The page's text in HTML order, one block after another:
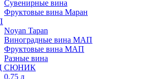
Сувенирные вина
Фруктовые вина Маран
Noyan Tapan
Виноградные вина МАП
Фруктовые вина МАП
Разные вина
СЮНИК
0,75 л